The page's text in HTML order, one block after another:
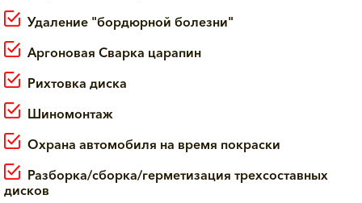
Удаление "бордюрной болезни"
Аргоновая Сварка царапин
Рихтовка диска
Шиномонтаж
Охрана автомобиля на время покраски
Разборка/сборка/герметизация трехсоставных
дисков